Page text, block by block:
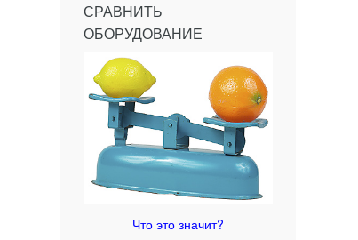
СРАВНИТЬ
ОБОРУДОВАНИЕ
Что это значит?